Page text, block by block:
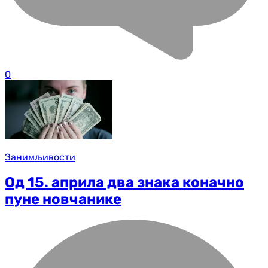
0
Занимљивости
Од 15. априла два знака коначно
пуне новчанике